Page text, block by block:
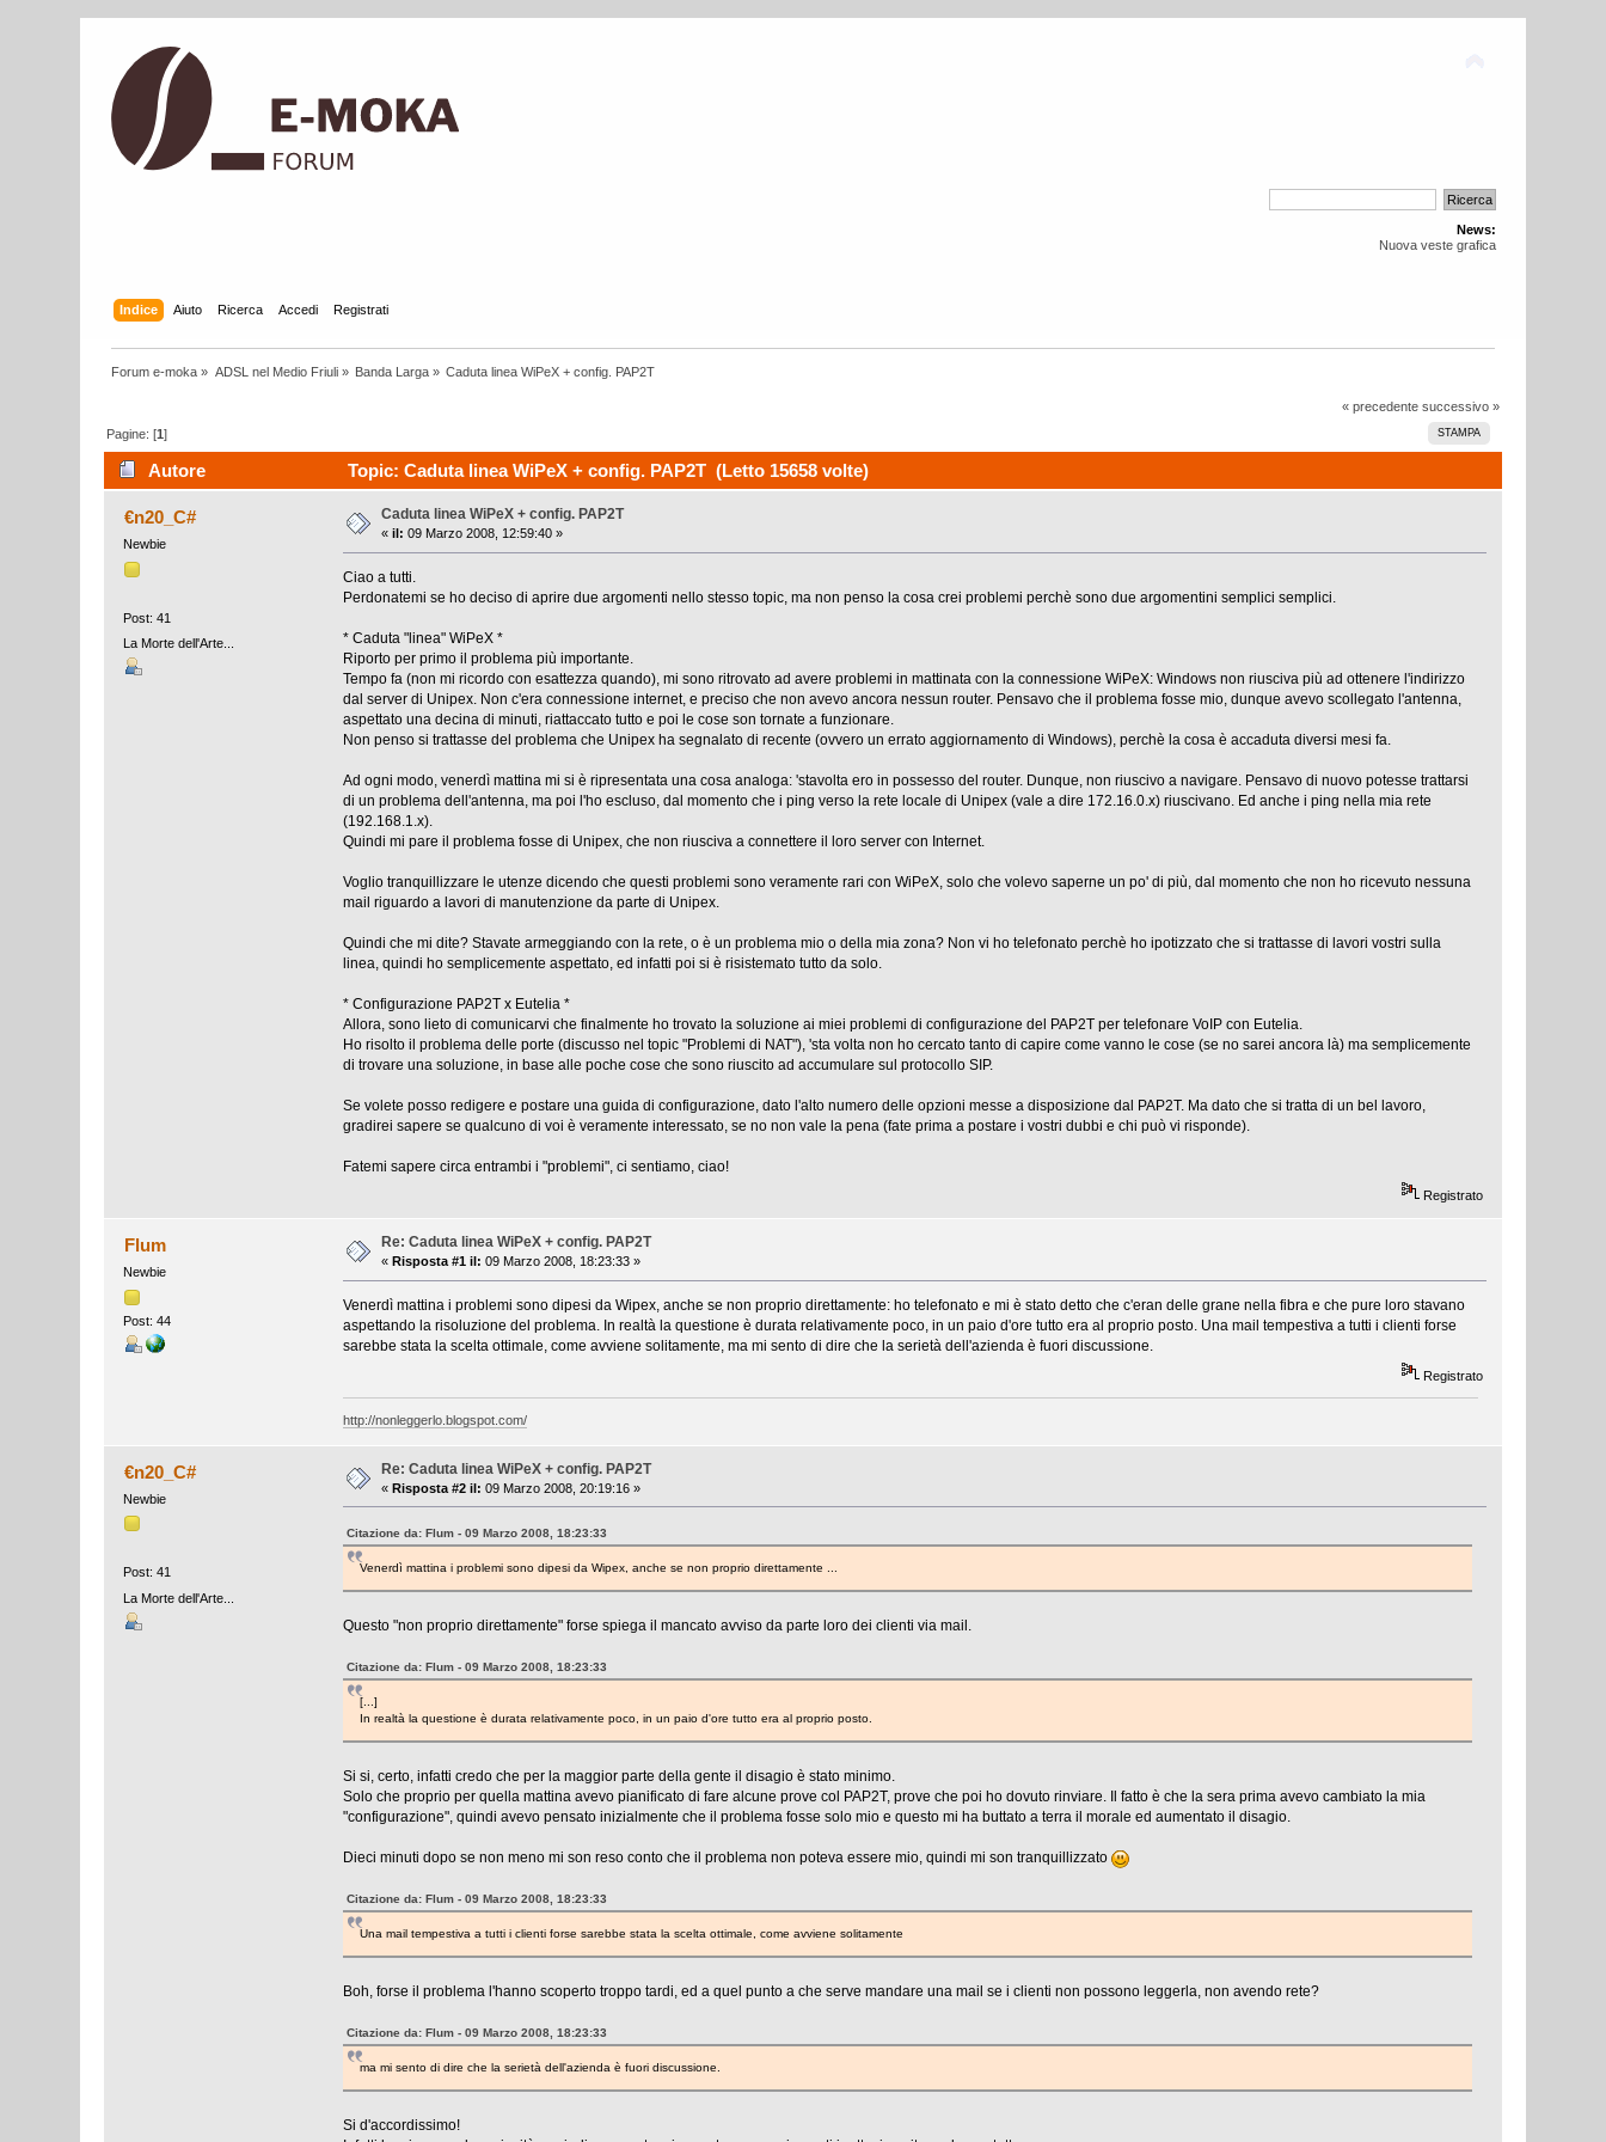
News:
Nuova veste grafica
Indice Aiuto Ricerca Accedi Registrati
Forum e-moka » ADSL nel Medio Friuli» Banda Larga » Caduta linea WiPeX + config. PAP2T
« precedente successivo »
STAMPA
Pagine: [1]
Autore Topic: Caduta linea WiPeX + config. PAP2T (Letto 15658 volte)
€n20_C#
Newbie
Post: 41
La Morte dell'Arte...
Caduta linea WiPeX + config. PAP2T
«il: 09 Marzo 2008, 12:59:40 »
Ciao a tutti.
Perdonatemi se ho deciso di aprire due argomenti nello stesso topic, ma non penso la cosa crei problemi perchè sono due argomentini semplici semplici.
* Caduta "linea" WiPeX *
Riporto per primo il problema più importante.
Tempo fa (non mi ricordo con esattezza quando), mi sono ritrovato ad avere problemi in mattinata con la connessione WiPeX: Windows non riusciva più ad ottenere l'indirizzo
dal server di Unipex. Non c'era connessione internet, e preciso che non avevo ancora nessun router. Pensavo che il problema fosse mio, dunque avevo scollegato l'antenna,
aspettato una decina di minuti, riattaccato tutto e poi le cose son tornate a funzionare.
Non penso si trattasse del problema che Unipex ha segnalato di recente (ovvero un errato aggiornamento di Windows), perchè la cosa è accaduta diversi mesi fa.
Ad ogni modo, venerdì mattina mi si è ripresentata una cosa analoga: 'stavolta ero in possesso del router. Dunque, non riuscivo a navigare. Pensavo di nuovo potesse trattarsi
di un problema dell'antenna, ma poi l'ho escluso, dal momento che i ping verso la rete locale di Unipex (vale a dire 172.16.0.x) riuscivano. Ed anche i ping nella mia rete
(192.168.1.x).
Quindi mi pare il problema fosse di Unipex, che non riusciva a connettere il loro server con Internet.
Voglio tranquillizzare le utenze dicendo che questi problemi sono veramente rari con WiPeX, solo che volevo saperne un po' di più, dal momento che non ho ricevuto nessuna
mail riguardo a lavori di manutenzione da parte di Unipex.
Quindi che mi dite? Stavate armeggiando con la rete, o è un problema mio o della mia zona? Non vi ho telefonato perchè ho ipotizzato che si trattasse di lavori vostri sulla
linea, quindi ho semplicemente aspettato, ed infatti poi si è risistemato tutto da solo.
* Configurazione PAP2T x Eutelia *
Allora, sono lieto di comunicarvi che finalmente ho trovato la soluzione ai miei problemi di configurazione del PAP2T per telefonare VoIP con Eutelia.
Ho risolto il problema delle porte (discusso nel topic "Problemi di NAT"), 'sta volta non ho cercato tanto di capire come vanno le cose (se no sarei ancora là) ma semplicemente
di trovare una soluzione, in base alle poche cose che sono riuscito ad accumulare sul protocollo SIP.
Se volete posso redigere e postare una guida di configurazione, dato l'alto numero delle opzioni messe a disposizione dal PAP2T. Ma dato che si tratta di un bel lavoro,
gradirei sapere se qualcuno di voi è veramente interessato, se no non vale la pena (fate prima a postare i vostri dubbi e chi può vi risponde).
Fatemi sapere circa entrambi i "problemi", ci sentiamo, ciao!
Registrato
Flum
Newbie
Post: 44
Re: Caduta linea WiPeX + config. PAP2T
« Risposta #1 il: 09 Marzo 2008, 18:23:33 »
Venerdì mattina i problemi sono dipesi da Wipex, anche se non proprio direttamente: ho telefonato e mi è stato detto che c'eran delle grane nella fibra e che pure loro stavano
aspettando la risoluzione del problema. In realtà la questione è durata relativamente poco, in un paio d'ore tutto era al proprio posto. Una mail tempestiva a tutti i clienti forse
sarebbe stata la scelta ottimale, come avviene solitamente, ma mi sento di dire che la serietà dell'azienda è fuori discussione.
Registrato
http://nonleggerlo.blogspot.com/
€n20_C#
Newbie
Post: 41
La Morte dell'Arte...
Re: Caduta linea WiPeX + config. PAP2T
«Risposta #2 il: 09 Marzo 2008, 20:19:16 »
Citazione da: Flum - 09 Marzo 2008, 18:23:33
Venerdì mattina i problemi sono dipesi da Wipex, anche se non proprio direttamente ...
Questo "non proprio direttamente" forse spiega il mancato avviso da parte loro dei clienti via mail.
Citazione da: Flum - 09 Marzo 2008, 18:23:33
[...]
In realtà la questione è durata relativamente poco, in un paio d'ore tutto era al proprio posto.
Si si, certo, infatti credo che per la maggior parte della gente il disagio è stato minimo.
Solo che proprio per quella mattina avevo pianificato di fare alcune prove col PAP2T, prove che poi ho dovuto rinviare. Il fatto è che la sera prima avevo cambiato la mia
"configurazione", quindi avevo pensato inizialmente che il problema fosse solo mio e questo mi ha buttato a terra il morale ed aumentato il disagio.
Dieci minuti dopo se non meno mi son reso conto che il problema non poteva essere mio, quindi mi son tranquillizzato
Citazione da: Flum - 09 Marzo 2008, 18:23:33
Una mail tempestiva a tutti i clienti forse sarebbe stata la scelta ottimale, come avviene solitamente
Boh, forse il problema l'hanno scoperto troppo tardi, ed a quel punto a che serve mandare una mail se i clienti non possono leggerla, non avendo rete?
Citazione da: Flum - 09 Marzo 2008, 18:23:33
ma mi sento di dire che la serietà dell'azienda è fuori discussione.
Si d'accordissimo!